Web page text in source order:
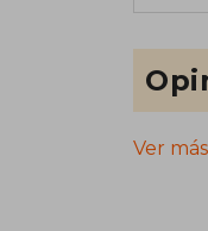
Ver